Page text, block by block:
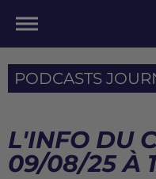
PODCASTS
L'INFO DU
09/08/25 À